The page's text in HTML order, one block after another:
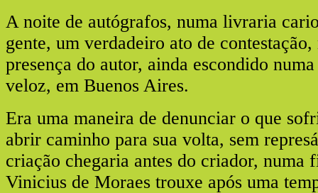
A noite de autógrafos, numa livraria
gente, um verdadeiro ato de contestação,
presença do autor, ainda escondido
veloz, em Buenos Aires.
Era uma maneira de denunciar o que
abrir caminho para sua volta, sem
criação chegaria antes do criador, numa
Vinicius de Moraes trouxe após uma